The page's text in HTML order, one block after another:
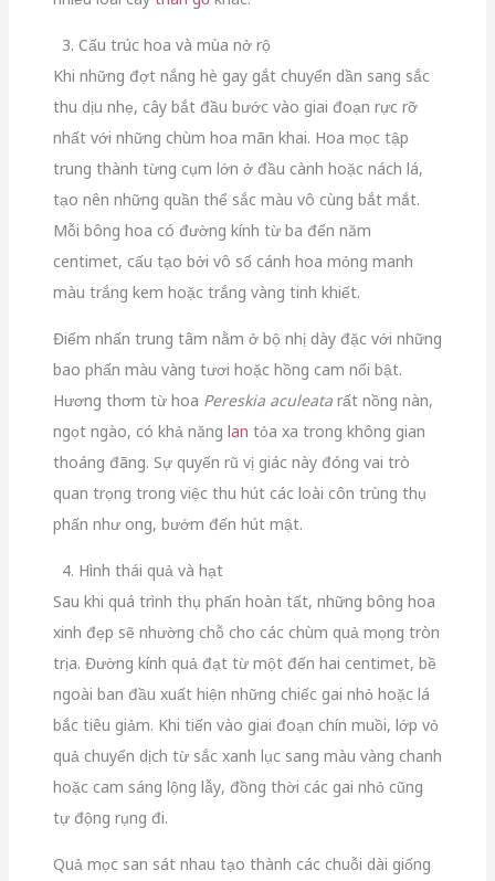
3. Cấu trúc hoa và mùa nở rộ
Khi những đợt nắng hè gay gắt chuyển dần sang sắc
thu dịu nhẹ, cây bắt đầu bước vào giai đoạn rực rỡ
nhất với những chùm hoa mãn khai. Hoa mọc tập
trung thành từng cụm lớn ở đầu cành hoặc nách lá,
tạo nên những quần thể sắc màu vô cùng bắt mắt.
Mỗi bông hoa có đường kính từ ba đến năm
centimet, cấu tạo bởi vô số cánh hoa mỏng manh
màu trắng kem hoặc trắng vàng tinh khiết.
Điểm nhấn trung tâm nằm ở bộ nhị dày đặc với những
bao phấn màu vàng tươi hoặc hồng cam nổi bật.
Hương thơm từ hoa Pereskia aculeatarất nồng nàn,
ngọt ngào, có khả năng lan tỏa xa trong không gian
thoáng đãng. Sự quyến rũ vị giác này đóng vai trò
quan trọng trong việc thu hút các loài côn trùng thụ
phấn như ong, bướm đến hút mật.
4. Hình thái quả và hạt
Sau khi quá trình thụ phấn hoàn tất, những bông hoa
xinh đẹp sẽ nhường chỗ cho các chùm quả mọng tròn
trịa. Đường kính quả đạt từ một đến hai centimet, bề
ngoài ban đầu xuất hiện những chiếc gai nhỏ hoặc lá
bắc tiêu giảm. Khi tiến vào giai đoạn chín muồi, lớp vỏ
quả chuyển dịch từ sắc xanh lục sang màu vàng chanh
hoặc cam sáng lộng lẫy, đồng thời các gai nhỏ cũng
tự động rụng đi.
Quả mọc san sát nhau tạo thành các chuỗi dài giống